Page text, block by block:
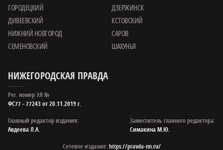
ГОРОДЕЦКИЙ
ДЗЕРЖИНСК
ДИВЕЕВСКИЙ
КСТОВСКИЙ
НИЖНИЙ НОВГОРОД
САРОВ
СЕМЕНОВСКИЙ
ШАХУНЬЯ
НИЖЕГОРОДСКАЯ ПРАВДА
Рег. номер ЭЛ №
ФС77 – 77243 от 20.11.2019 г.
Главный редактор издания:
Авдеева Л.А.
Заместитель главного редактора:
Симакина М.Ю.
Сетевое издание:https://pravda-nn.ru/